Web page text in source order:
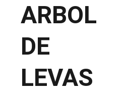
ARBOL
DE
LEVAS